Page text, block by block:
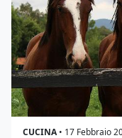
CUCINA• 17 Febbraio